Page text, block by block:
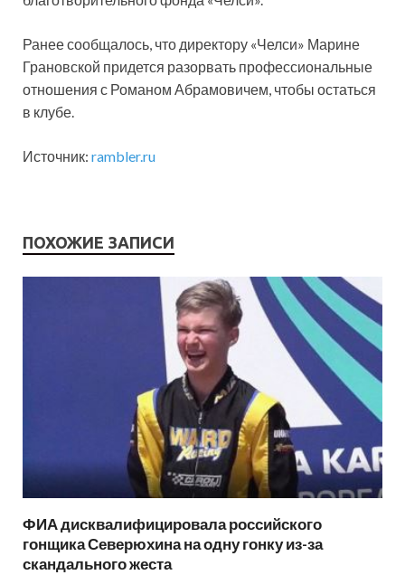
Ранее сообщалось, что директору «Челси» Марине
Грановской придется разорвать профессиональные
отношения с Романом Абрамовичем, чтобы остаться
в клубе.
Источник: rambler.ru
ПОХОЖИЕ ЗАПИСИ
ФИА дисквалифицировала российского
гонщика Северюхина на одну гонку из-за
скандального жеста